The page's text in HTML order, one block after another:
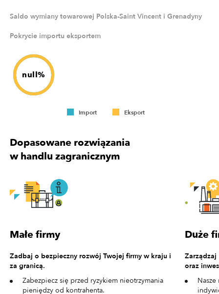
Saldo wymiany towarowej Polska-Saint Vincent i Grenadyny
Pokrycie importu eksportem
null%
Import Eksport
Dopasowane rozwiązania
w handlu zagranicznym
Małe firmy
Zadbaj o bezpieczny rozwój Twojej firmy w kraju i
za granicą.
Zabezpiecz się przed ryzykiem nieotrzymania
pieniędzy od kontrahenta.
Duże
oraz